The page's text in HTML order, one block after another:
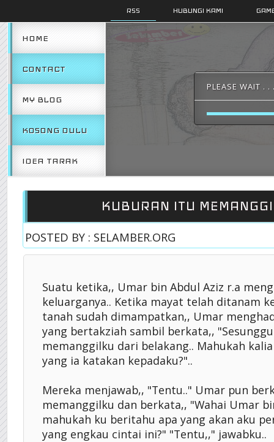
RSS HUBUNGI KAMI
HOME
CONTACT
MY BLOG
KOSONG DULU
IDEA TARAK
PLEASE WAIT . .
KUBURAN ITU
POSTED BY : SELAMBER.ORG
Suatu ketika,, Umar bin Abdul Aziz r.a
keluarganya.. Ketika mayat telah ditanam
tanah sudah dimampatkan,, Umar
yang bertakziah sambil berkata,,
memanggilku dari belakang.. Mahukah
yang ia katakan kepadaku?"..
Mereka menjawab,, "Tentu.." Umar pun
memanggilku dan berkata,, "Wahai Umar
mahukah ku beritahu apa yang akan aku
yang engkau cintai ini?" "Tentu,," jawabku..